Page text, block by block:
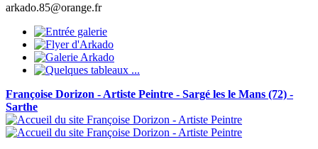
arkado.85@orange.fr
Françoise Dorizon - Artiste Peintre - Sargé les le Mans (72) -
Sarthe